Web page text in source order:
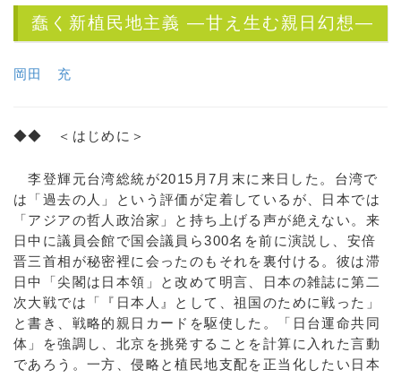
蠢く新植民地主義 —甘え生む親日幻想—
岡田 充
◆◆ ＜はじめに＞
李登輝元台湾総統が2015月7月末に来日した。台湾で
は「過去の人」という評価が定着しているが、日本では
「アジアの哲人政治家」と持ち上げる声が絶えない。来
日中に議員会館で国会議員ら300名を前に演説し、安倍
晋三首相が秘密裡に会ったのもそれを裏付ける。彼は滞
日中「尖閣は日本領」と改めて明言、日本の雑誌に第二
次大戦では「『日本人』として、祖国のために戦った」
と書き、戦略的親日カードを駆使した。「日台運命共同
体」を強調し、北京を挑発することを計算に入れた言動
であろう。一方、侵略と植民地支配を正当化したい日本